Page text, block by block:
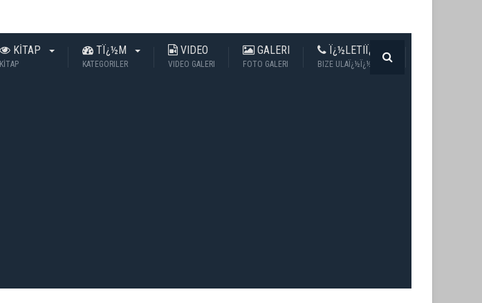
KİTAP
KİTAP
TÏ¿½M
KATEGORILER
VIDEO
VIDEO GALERI
GALERI
FOTO GALERI
Ï¿½LETIÏ¿½IM
BIZE ULAÏ¿½Ï¿½N